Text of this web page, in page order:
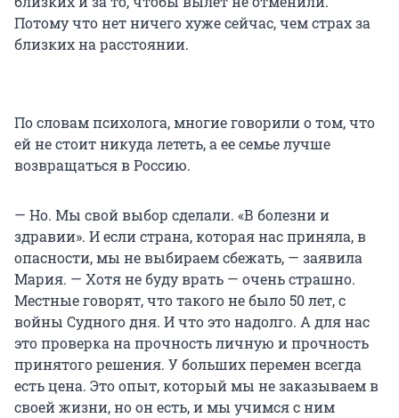
Потому что нет ничего хуже сейчас, чем страх за
близких на расстоянии.
По словам психолога, многие говорили о том, что
ей не стоит никуда лететь, а ее семье лучше
возвращаться в Россию.
— Но. Мы свой выбор сделали. «В болезни и
здравии». И если страна, которая нас приняла, в
опасности, мы не выбираем сбежать, — заявила
Мария. — Хотя не буду врать — очень страшно.
Местные говорят, что такого не было 50 лет, с
войны Судного дня. И что это надолго. А для нас
это проверка на прочность личную и прочность
принятого решения. У больших перемен всегда
есть цена. Это опыт, который мы не заказываем в
своей жизни, но он есть, и мы учимся с ним